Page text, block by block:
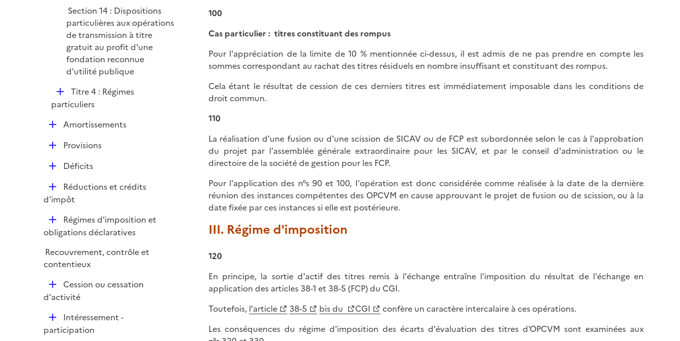
Section 14 : Dispositions
particulières aux opérations
de transmission à titre
gratuit au profit d'une
fondation reconnue
d'utilité publique
D
é
l
i
e
r
Titre 4 : Régimes
particuliers
D
r
Amortissements
D
e
Provisions
D
l
r
Déficits
D
é
i
r
Réductions et crédits
d'impôt
D
é
l
i
Régimes d'imposition et
obligations déclaratives
Recouvrement, contrôle et
contentieux
D
é
i
Cession ou cessation
d'activité
D
é
Intéressement -
participation
100
Cas particulier : titres constituant des rompus
Pour l'appréciation de la limite de 10 % mentionnée ci-dessus, il est admis de ne pas prendre en compte les
sommes correspondant au rachat des titres résiduels en nombre insuffisant et constituant des rompus.
Cela étant le résultat de cession de ces derniers titres est immédiatement imposable dans les conditions de
droit commun.
110
La réalisation d'une fusion ou d'une scission de SICAV ou de FCP est subordonnée selon le cas à l'approbation
du projet par l'assemblée générale extraordinaire pour les SICAV, et par le conseil d'administration ou le
directoire de la société de gestion pour les FCP.
Pour l'application des n°s 90 et 100, I'opération est donc considérée comme réalisée à la date de la dernière
réunion des instances compétentes des OPCVM en cause approuvant le projet de fusion ou de scission, ou à la
date fixée par ces instances si elle est postérieure.
III. Régime d'imposition
120
En principe, la sortie d'actif des titres remis à l'échange entraîne l'imposition du résultat de l'échange en
application des articles 38-1 et 38-5 (FCP) du CGI.
Toutefois, l'article 38-5 bis du CGI
confère un caractère intercalaire à ces opérations.
Les conséquences du régime d'imposition des écarts d'évaluation des titres d'OPCVM sont examinées aux